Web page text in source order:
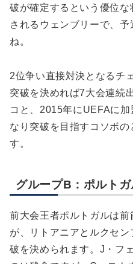
破が確定するという優位
されるウェンブリーで、
ね。
2位争い直接対決となるチ
突破を決めれば7大会連続
コと、2015年にUEFAに
なり突破を目指すコソボ
す。
グループB：ポルト
前大会王者ポルトガルは
が、リトアニアとルクセ
破を決められます。J・フ